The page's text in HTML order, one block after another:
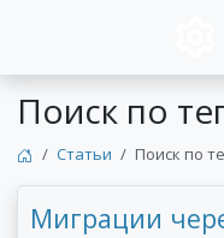
Поиск по
Статьи Поиск по
Миграции